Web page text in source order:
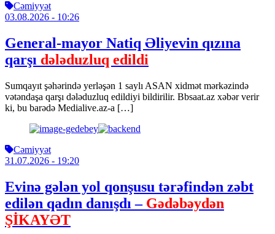
Cəmiyyət
03.08.2026 - 10:26
General-mayor Natiq Əliyevin qızına
qarşı dələduzluq edildi
Sumqayıt şəhərində yerləşən 1 saylı ASAN xidmət mərkəzində
vətəndaşa qarşı dələduzluq edildiyi bildirilir. Bbsaat.az xəbər verir
ki, bu barədə Medialive.az-a […]
Cəmiyyət
31.07.2026 - 19:20
Evinə gələn yol qonşusu tərəfindən zəbt
edilən qadın danışdı – Gədəbəydən
ŞİKAYƏT